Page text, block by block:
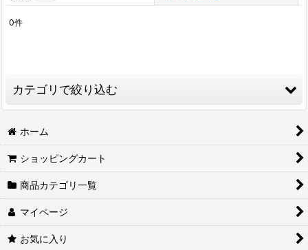
絞り込む
0件
カテゴリで絞り込む
メダカ (全商品)
三色ラメ体外光
光体型
ダルマ
ホーム
ショッピングカート
商品カテゴリ一覧
マイページ
お気に入り